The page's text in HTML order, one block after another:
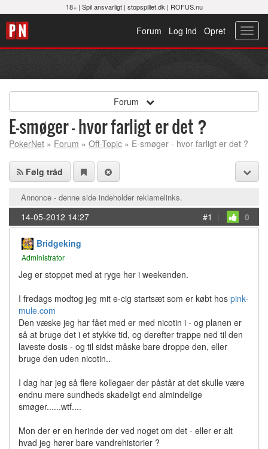
18+ | Spil ansvarligt| stopspillet.dk | ROFUS.nu
Opret
Log ind
Forum
Forum
E-smøger - hvor farligt er det ?
PokerNet » Forum » Off-Topic » E-smøger - hvor farligt er det ?
Følg tråd
Annonce - denne side indeholder reklamelinks.
14-05-2012 14:27 #1 | 0
Bridgeking
Administrator
Jeg er stoppet med at ryge her i weekenden.
I fredags modtog jeg mit e-cig startsæt som er købt hos pink-
mule.com
Den væske jeg har fået med er med nicotin i - og planen er
så at bruge det i et stykke tid, og derefter trappe ned til den
laveste dosis - og til sidst måske bare droppe den, eller
bruge den uden nicotin..
I dag har jeg så flere kollegaer der påstår at det skulle være
endnu mere sundheds skadeligt end almindelige
smøger......wtf....
Mon der er en herinde der ved noget om det - eller er alt
hvad jeg hører bare vandrehistorier ?